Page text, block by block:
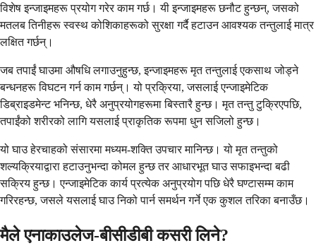
विशेष इन्जाइमहरू प्रयोग गरेर काम गर्छ। यी इन्जाइमहरू छनौट हुन्छन्, जसको
मतलब तिनीहरू स्वस्थ कोशिकाहरूको सुरक्षा गर्दै हटाउन आवश्यक तन्तुलाई मात्र
लक्षित गर्छन्।
जब तपाईं घाउमा औषधि लगाउनुहुन्छ, इन्जाइमहरू मृत तन्तुलाई एकसाथ जोड्ने
बन्धनहरू विघटन गर्न काम गर्छन्। यो प्रक्रिया, जसलाई एन्जाइमेटिक
डिब्राइडमेन्ट भनिन्छ, धेरै अनुप्रयोगहरूमा बिस्तारै हुन्छ। मृत तन्तु टुक्रिएपछि,
तपाईंको शरीरको लागि यसलाई प्राकृतिक रूपमा धुन सजिलो हुन्छ।
यो घाउ हेरचाहको संसारमा मध्यम-शक्ति उपचार मानिन्छ। यो मृत तन्तुको
शल्यक्रियाद्वारा हटाउनुभन्दा कोमल हुन्छ तर आधारभूत घाउ सफाइभन्दा बढी
सक्रिय हुन्छ। एन्जाइमेटिक कार्य प्रत्येक अनुप्रयोग पछि धेरै घण्टासम्म काम
गरिरहन्छ, जसले यसलाई घाउ निको पार्न समर्थन गर्ने एक कुशल तरिका बनाउँछ।
मैले एनाकाउलेज-बीसीडीबी कसरी लिने?